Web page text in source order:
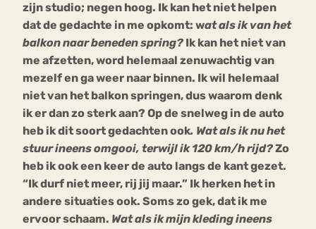
zijn studio; negen hoog. Ik kan het niet helpen
dat de gedachte in me opkomt: wat als ik van het
balkon naar beneden spring? Ik kan het niet van
me afzetten, word helemaal zenuwachtig van
mezelf en ga weer naar binnen. Ik wil helemaal
niet van het balkon springen, dus waarom denk
ik er dan zo sterk aan? Op de snelweg in de auto
heb ik dit soort gedachten ook. Wat als ik nu het
stuur ineens omgooi, terwijl ik 120 km/h rijd?Zo
heb ik ook een keer de auto langs de kant gezet.
“Ik durf niet meer, rij jij maar.” Ik herken het in
andere situaties ook. Soms zo gek, dat ik me
ervoor schaam. Wat als ik mijn kleding ineens
Forum
osa
Eetbuien Piekeren Sport
Trauma
Orthorexia
Afvallen Angst